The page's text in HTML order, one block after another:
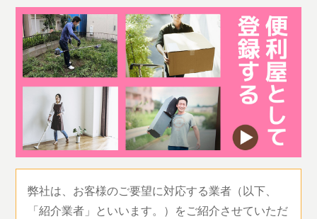
弊社は、お客様のご要望に対応する業者（以下、
「紹介業者」といいます。）をご紹介させていただ